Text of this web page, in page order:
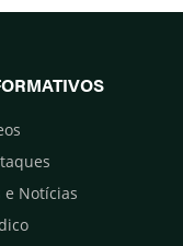
e Notícias